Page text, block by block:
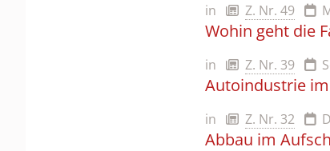
in Z. Nr. 49
Wohin geht die
in Z. Nr. 39
Autoindustrie
in Z. Nr. 32
Abbau im